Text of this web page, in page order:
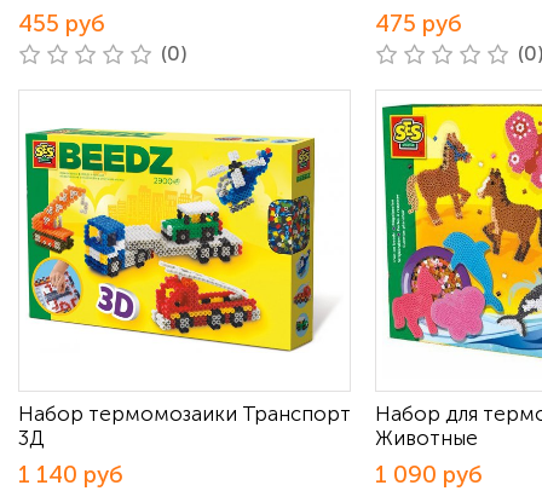
455 руб
(0)
475 руб
Набор термомозаики Транспорт
3Д
1 140 руб
Набор для
Животные
1 090 руб